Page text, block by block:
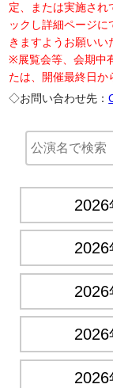
定、または実施され
ックし詳細ページ
きますようお願いい
※展覧会等、会期中
たは、開催最終日か
◇お問い合わせ先：